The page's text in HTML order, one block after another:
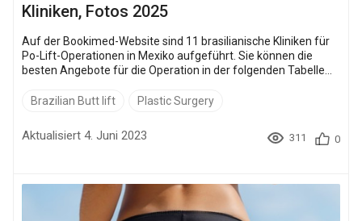
Kliniken, Fotos 2025
Auf der Bookimed-Website sind 11 brasilianische Kliniken für
Po-Lift-Operationen in Mexiko aufgeführt. Sie können die
besten Angebote für die Operation in der folgenden Tabelle
Ihrem Fall erhalten und den Eingriff vereinbaren: Klinik Preis
Brazilian Butt lift Plastic Surgery
Aktualisiert 4. Juni 2023 311 0